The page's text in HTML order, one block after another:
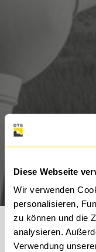
Diese Webseite
Wir verwenden
personalisieren,
zu können und die
analysieren.
Verwendung